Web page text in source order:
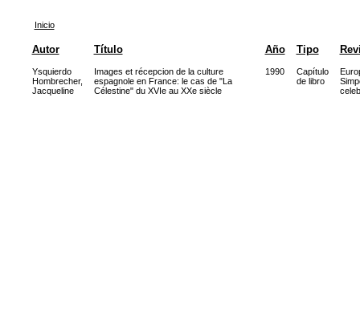
Inicio
Autor Título Año Tipo
Ysquierdo
Hombrecher,
Jacqueline
Images et récepcion de la culture
espagnole en France: le cas de "La
Célestine" du XVIe au XXe siècle
1990
Capítulo
de libro